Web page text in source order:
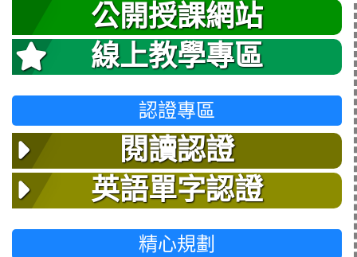
公開授課網站
線上教學專區
認證專區
閱讀認證
英語單字認證
精心規劃